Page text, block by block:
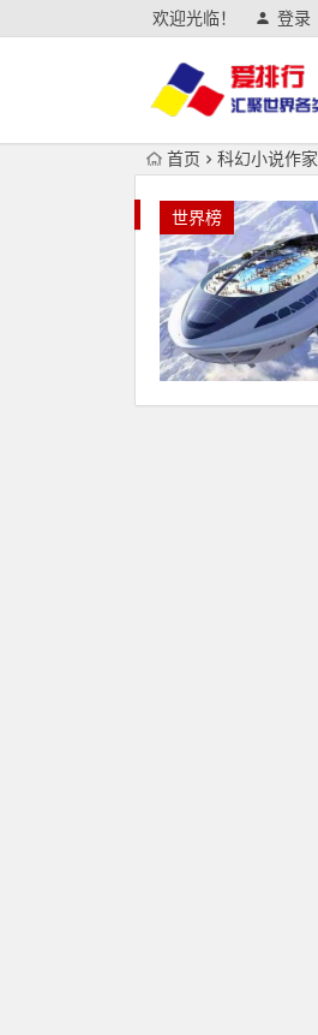
欢迎光临！ 登录
首页 科幻小说作家
世界榜